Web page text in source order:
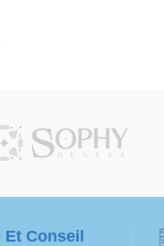
Haute
Et Conseil